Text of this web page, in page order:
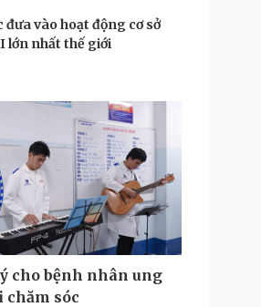
đưa vào hoạt động cơ sở
lớn nhất thế giới
cho bệnh nhân ung
chăm sóc